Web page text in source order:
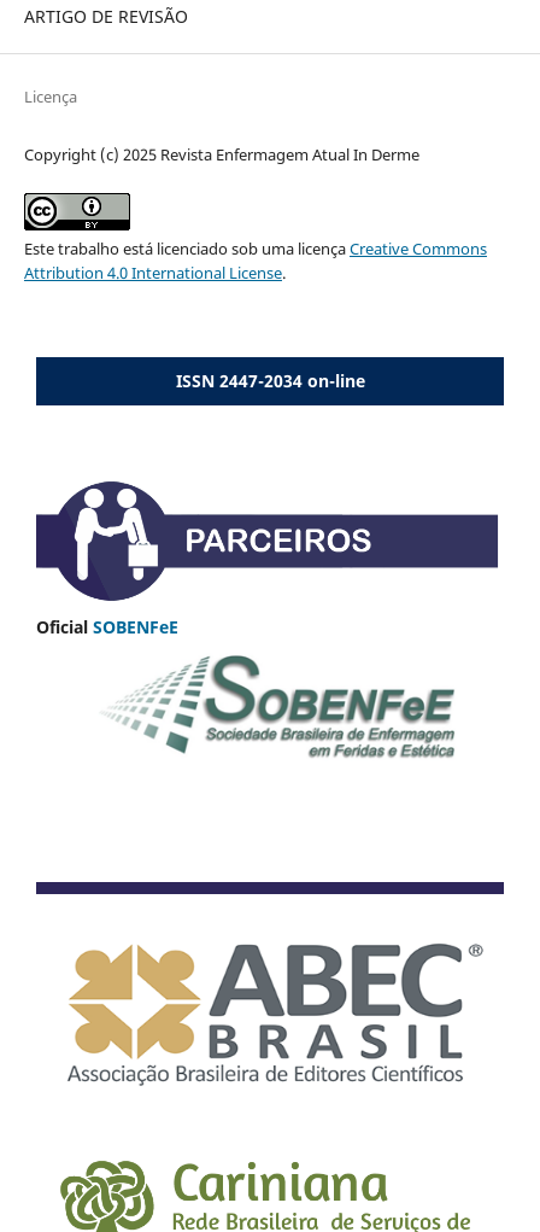
ARTIGO DE REVISÃO
Licença
Copyright (c) 2025 Revista Enfermagem Atual In Derme
Este trabalho está licenciado sob uma licençaCreative Commons
Attribution 4.0 International License.
ISSN 2447-2034 on-line
Oficial SOBENFeE